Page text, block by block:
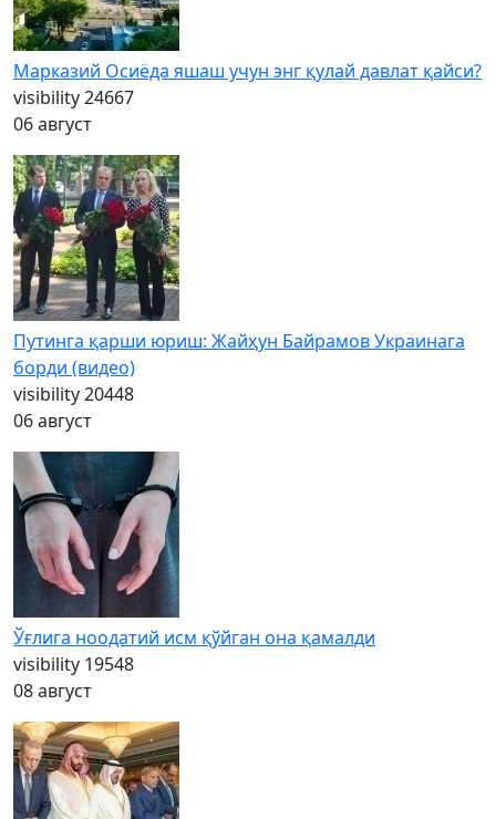
Марказий Осиёда яшаш учун энг қулай давлат қайси?
visibility24667
06 август
Путинга қарши юриш: Жайҳун Байрамов Украинага
борди (видео)
visibility20448
06 август
Ўғлига ноодатий исм қўйган она қамалди
visibility 19548
08 август